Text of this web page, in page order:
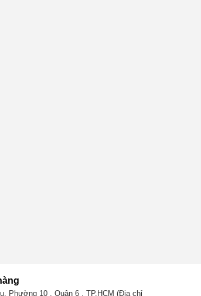
Phường 10 , Quận 6 , TP.HCM (Địa chỉ